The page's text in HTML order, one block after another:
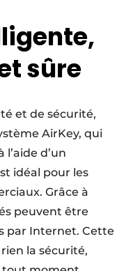
sûre
et de sécurité,
AirKey, qui
d’un
idéal pour les
Grâce à
peuvent être
par Internet. Cette
la sécurité,